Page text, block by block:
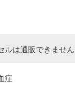
ルは通販できませ
症